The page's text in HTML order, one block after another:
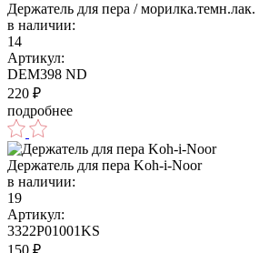
Держатель для пера / морилка.темн.лак.
в наличии:
14
Артикул:
DEM398 ND
220 ₽
подробнее
Держатель для пера Koh-i-Noor
в наличии:
19
Артикул:
3322P01001KS